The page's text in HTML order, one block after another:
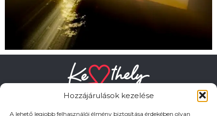
Hozzájárulások kezelése
A lehető legjobb felhasználói élmény biztosítása érdekében olyan